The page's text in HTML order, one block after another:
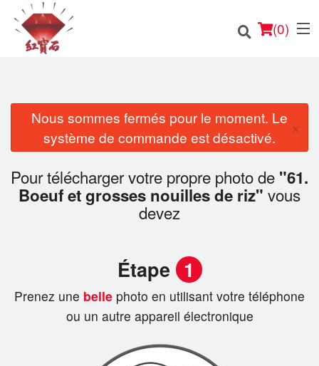
(0)
Commander en ligne
Français
Panier (0)
Nous sommes fermés pour le moment. Le
système de commande est désactivé.
×
Pour télécharger votre propre photo de "61.
Boeuf et grosses nouilles de riz" vous
devez
Étape 1
Prenez une belle photo en utilisant votre téléphone
ou un autre appareil électronique